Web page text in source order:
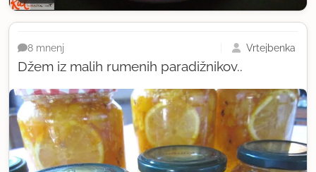
Džem iz malih rumenih paradižnikov..
8 mnenj Vrtejbenka